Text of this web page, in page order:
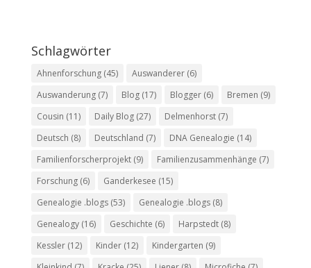
Schlagwörter
Ahnenforschung(45) Auswanderer(6)
Auswanderung(7) Blog(17) Blogger(6) Bremen (9)
Cousin (11) Daily Blog(27) Delmenhorst(7)
Deutsch (8) Deutschland (7) DNA Genealogie (14)
Familienforscherprojekt(9) Familienzusammenhänge (7)
Forschung(6) Ganderkesee (15)
Genealogie .blogs(53) Genealogie .blogs(8)
Genealogy(16) Geschichte (6) Harpstedt(8)
Kessler(12) Kinder(12) Kindergarten (9)